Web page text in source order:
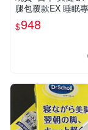
腿包覆款EX 睡眠
腿襪 骨盆加壓包覆
L號
$948